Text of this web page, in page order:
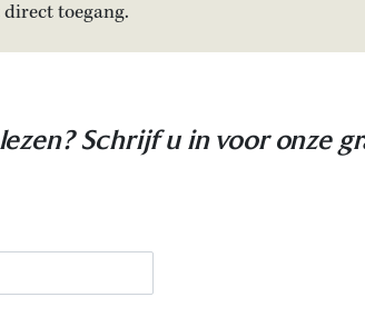
toegang.
Schrijf u in voor onze